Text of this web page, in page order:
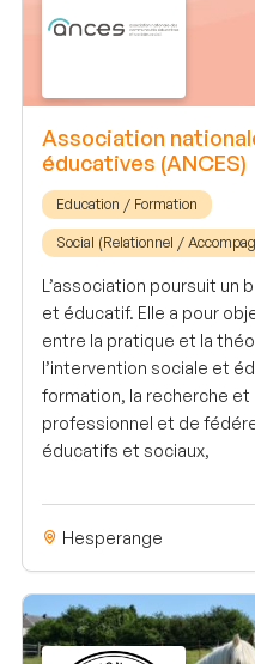
Association
éducatives (ANCES)
Education / Formation
Social (Relationnel /
L’association poursuit un
et éducatif. Elle a pour
entre la pratique et la
l’intervention sociale et
formation, la recherche
professionnel et de
éducatifs et sociaux,
Hesperange